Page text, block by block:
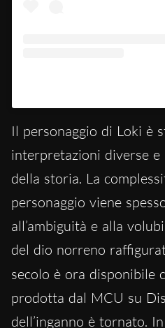
Il personaggio di Loki è
interpretazioni diverse
della storia. La
personaggio viene
all’ambiguità e alla
del dio norreno
secolo è ora disponibile
prodotta dal MCU su
dell’inganno è tornato.